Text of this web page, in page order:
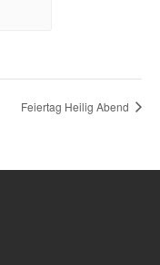
Feiertag Heilig Abend